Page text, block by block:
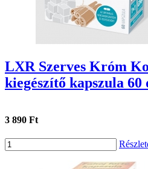
LXR Szerves Króm
kiegészítő kapszula 60
3 890 Ft